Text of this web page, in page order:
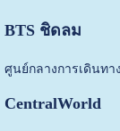
BTS ชิดลม
ศูนย์กลางการเดินทา
CentralWorld